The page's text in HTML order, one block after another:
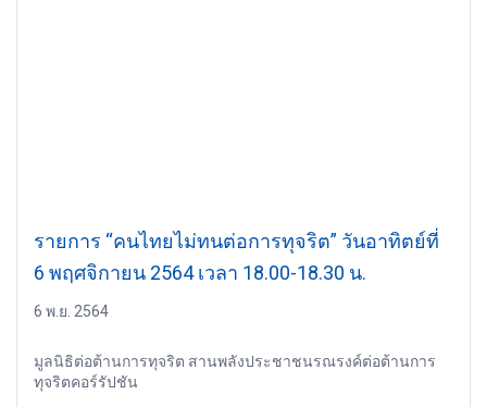
รายการ “คนไทยไม่ทนต่อการทุจริต” วันอาทิตย์ที่
6 พฤศจิกายน 2564 เวลา 18.00-18.30 น.
6 พ.ย. 2564
มูลนิธิต่อต้านการทุจริต สานพลังประชาชนรณรงค์ต่อต้านการ
ทุจริตคอร์รัปชัน